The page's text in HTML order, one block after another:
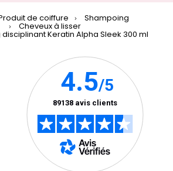
de coiffure Shampoing
Cheveux à lisser
Keratin Alpha Sleek 300 ml